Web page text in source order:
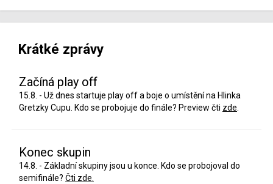
Krátké zprávy
Začíná play off
15.8. - Už dnes startuje play off a boje o umístění na Hlinka
Gretzky Cupu. Kdo se probojuje do finále? Preview čti zde.
Konec skupin
14.8. - Základní skupiny jsou u konce. Kdo se probojoval do
semifinále? Čti zde.